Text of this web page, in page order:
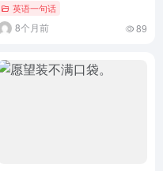
英语一句话
8个月前 89